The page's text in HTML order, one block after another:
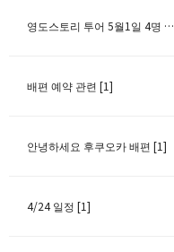
영도스토리 투어 5월1일 4명 가능할까요? [1]
배편 예약 관련 [1]
안녕하세요 후쿠오카 배편 [1]
4/24 일정 [1]